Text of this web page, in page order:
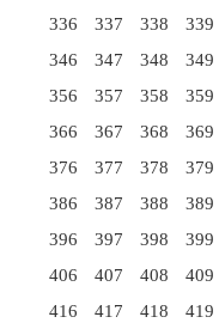
336
337 338 339
346
347 348 349
356
357 358 359
366
367 368 369
376
377 378 379
386
387 388 389
396
397 398 399
406
407 408 409
416
417 418 419